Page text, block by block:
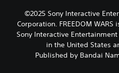
©2025 Sony Interactive
Corporation. FREEDOM
Sony Interactive
in the United States
Published by Bandai